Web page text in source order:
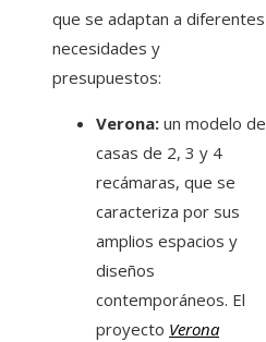
que se adaptan a diferentes
necesidades y
presupuestos:
Verona: un modelo de
casas de 2, 3 y 4
recámaras, que se
caracteriza por sus
amplios espacios y
diseños
contemporáneos. El
proyecto Verona